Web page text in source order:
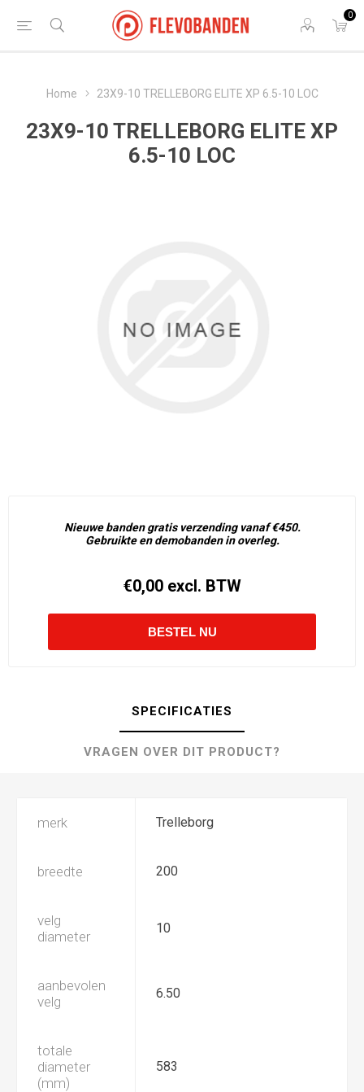
0
Home 23X9-10 TRELLEBORG ELITE XP 6.5-10 LOC
23X9-10 TRELLEBORG ELITE XP
6.5-10 LOC
Nieuwe banden gratis verzending vanaf €450.
Gebruikte en demobanden in overleg.
€0,00 excl. BTW
SPECIFICATIES
VRAGEN OVER DIT PRODUCT?
merk Trelleborg
breedte 200
velg
diameter
10
aanbevolen
velg
6.50
totale
diameter
(mm)
583